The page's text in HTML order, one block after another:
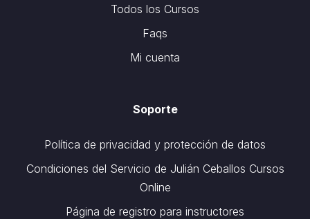
Todos los Cursos
Faqs
Mi cuenta
Soporte
Política de privacidad y protección de datos
Condiciones del Servicio de Julián Ceballos Cursos
Online
Página de registro para instructores